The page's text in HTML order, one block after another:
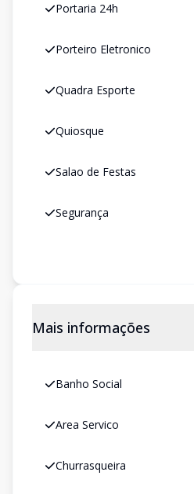
Portaria 24h
Porteiro Eletronico
Quadra Esporte
Quiosque
Salao de Festas
Segurança
Mais informações
Banho Social
Area Servico
Churrasqueira